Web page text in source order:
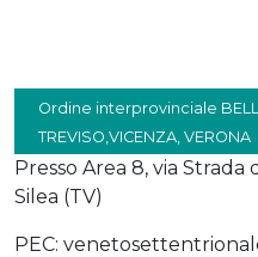
Ordine interprovinciale
TREVISO,VICENZA, VERONA
Presso Area 8, via Strada
Silea (TV)
PEC: